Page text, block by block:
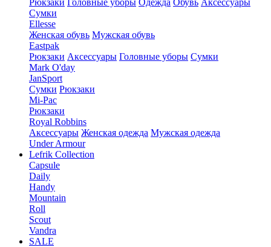
Рюкзаки Головные уборы Одежда Обувь Аксессуары
Сумки
Ellesse
Женская обувь Мужская обувь
Eastpak
Рюкзаки Аксессуары Головные уборы Сумки
Mark O'day
JanSport
Сумки Рюкзаки
Mi-Pac
Рюкзаки
Royal Robbins
Аксессуары Женская одежда Мужская одежда
Under Armour
Lefrik Collection
Capsule
Daily
Handy
Mountain
Roll
Scout
Vandra
SALE